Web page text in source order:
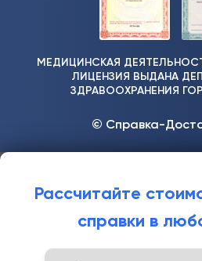
МЕДИЦИНСКАЯ
ЛИЦЕНЗИЯ ВЫДАНА
ЗДРАВООХРАНЕНИЯ
© Справка-
Рассчитайте
справки в